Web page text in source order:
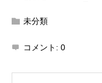
未分類
コメント: 0